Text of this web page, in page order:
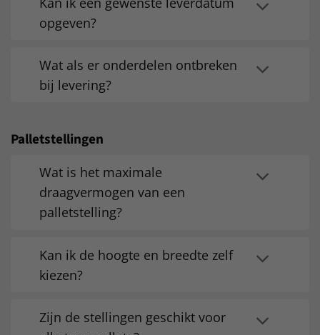
opgeven?
Wat als er onderdelen ontbreken
bij levering?
Palletstellingen
Wat is het maximale
draagvermogen van een
palletstelling?
Kan ik de hoogte en breedte zelf
kiezen?
Zijn de stellingen geschikt voor